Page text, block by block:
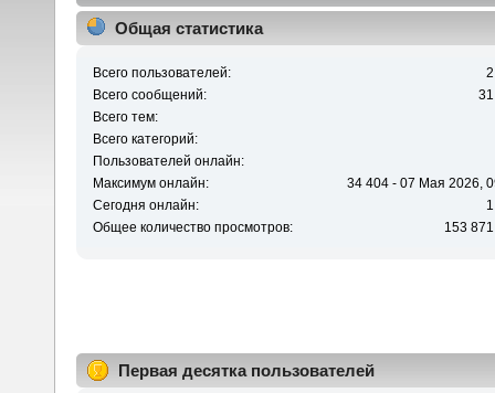
Общая статистика
Всего пользователей:
Всего сообщений:
Всего тем:
Всего категорий:
Пользователей онлайн:
Максимум онлайн:
34 404 - 07 Мая 2026,
Сегодня онлайн:
Общее количество просмотров:
153
Первая десятка пользователей